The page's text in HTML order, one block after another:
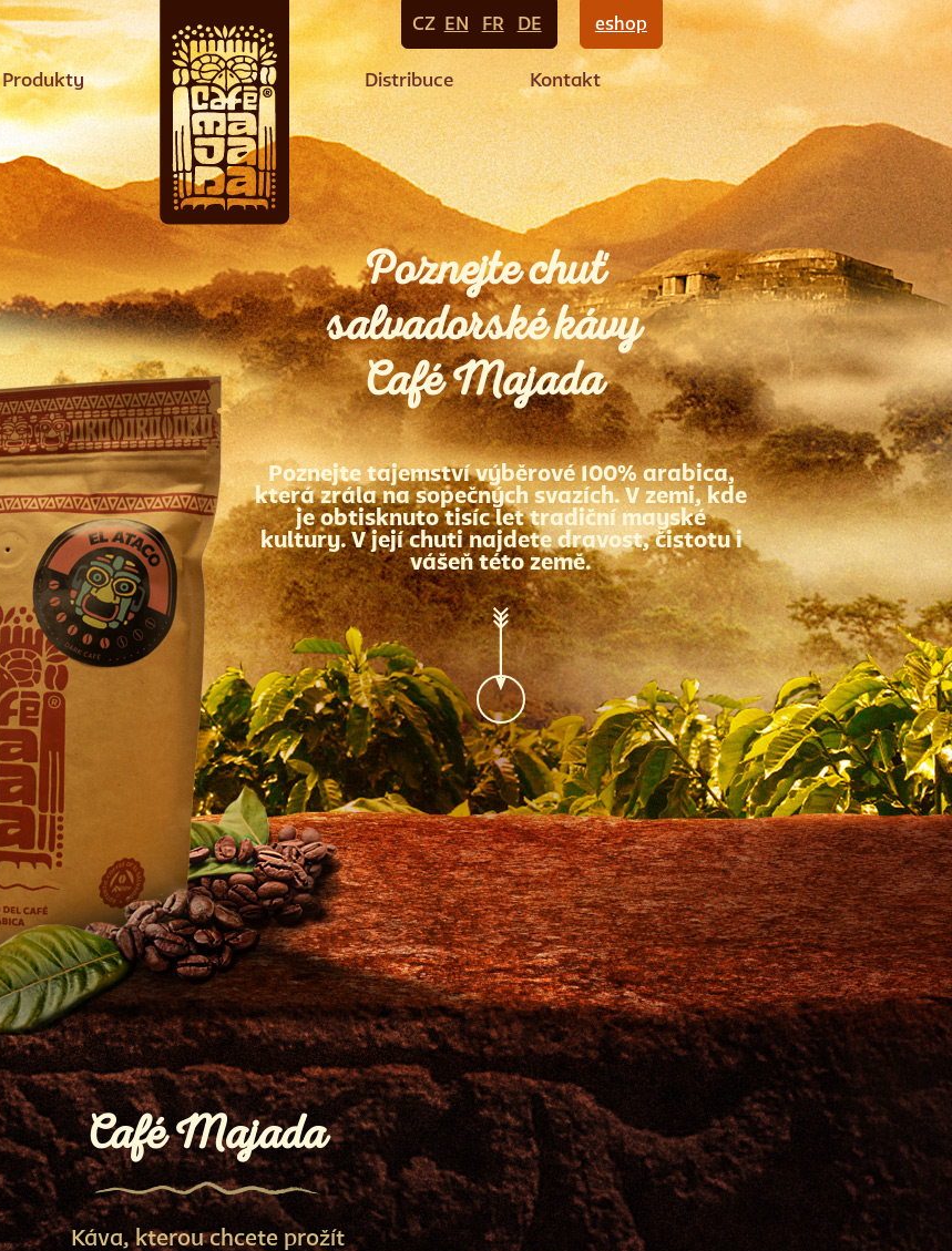
eshop
CZ EN FR DE
Produkty Distribuce Kontakt
Poznejte chuť
salvadorské kávy
Café Majada
Poznejte tajemství výběrové 100% arabica,
která zrála na sopečných svazích. V zemi, kde
je obtisknuto tisíc let tradiční mayské
kultury. V její chuti najdete dravost, čistotu i
vášeň této země.
Café Majada
Káva, kterou chcete prožít